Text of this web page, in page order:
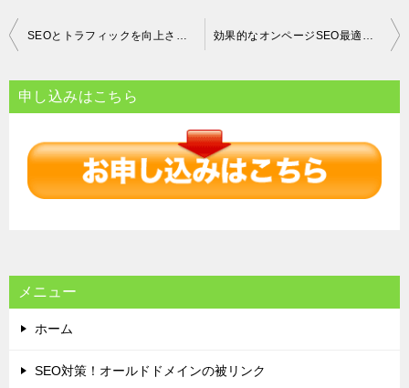
投
ナ
SEOとトラフィックを向上させる！効果的なリンカブルコンテンツの作り方 効果的なオンページSEO最適化の方法と具体的ステップ
申し込みはこちら
メニュー
ホーム
SEO対策！オールドドメインの被リンク